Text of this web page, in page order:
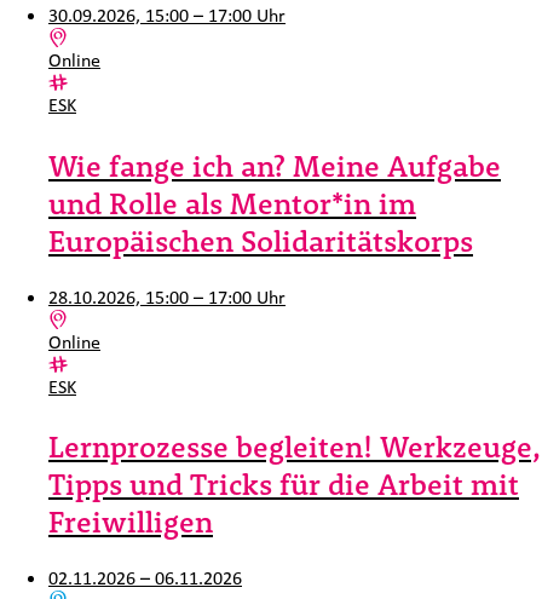
30.09.2026, 15:00 – 17:00 Uhr
Ort:
Online
Kategorie:
ESK
Wie fange ich an? Meine Aufgabe
und Rolle als Mentor*in im
Europäischen Solidaritätskorps
28.10.2026, 15:00 – 17:00 Uhr
Ort:
Online
Kategorie:
ESK
Lernprozesse begleiten! Werkzeuge,
Tipps und Tricks für die Arbeit mit
Freiwilligen
02.11.2026 – 06.11.2026